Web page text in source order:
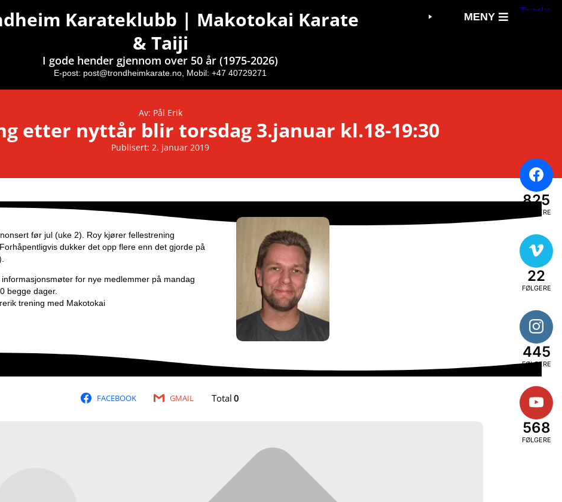
Karateklubb | Makotokai Karate
& Taiji
I gode hender gjennom over 50 år (1975-2026)
E-post: post@trondheimkarate.no, Mobil: +47 40729271
MENY
Av: Pål Erik
etter nyttår blir torsdag 3.januar kl.18-19:30
Publisert: 2. januar 2019
før jul (uke 2). Roy kjører fellestrening
dukker det opp flere enn det gjorde på
for nye medlemmer på mandag
begge dager.
trening med Makotokai
FACEBOOK GMAIL Total 0
825
FØLGERE
22
FØLGERE
445
FØLGERE
568
FØLGERE